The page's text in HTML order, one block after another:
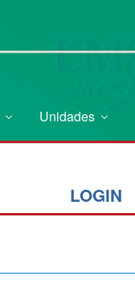
Unidades
LOGIN